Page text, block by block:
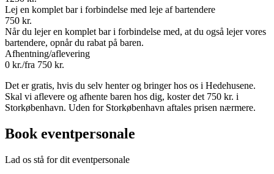
Lej en komplet bar i forbindelse med leje af bartendere
750 kr.
Når du lejer en komplet bar i forbindelse med, at du også lejer vores
bartendere, opnår du rabat på baren.
Afhentning/aflevering
0 kr./fra 750 kr.
Det er gratis, hvis du selv henter og bringer hos os i Hedehusene.
Skal vi aflevere og afhente baren hos dig, koster det 750 kr. i
Storkøbenhavn. Uden for Storkøbenhavn aftales prisen nærmere.
Book eventpersonale
Lad os stå for dit eventpersonale